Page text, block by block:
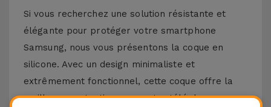
Si vous recherchez une solution résistante et
élégante pour protéger votre smartphone
Samsung, nous vous présentons la coque en
silicone. Avec un design minimaliste et
extrêmement fonctionnel, cette coque offre la
meilleure protection pour votre téléphone